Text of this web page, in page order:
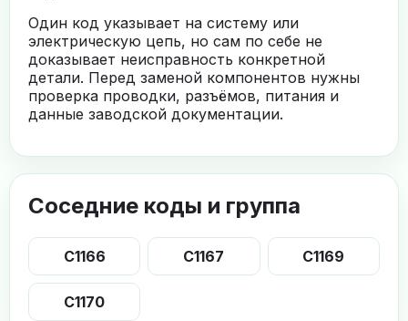
Один код указывает на систему или
электрическую цепь, но сам по себе не
доказывает неисправность конкретной
детали. Перед заменой компонентов нужны
проверка проводки, разъёмов, питания и
данные заводской документации.
Соседние коды и группа
C1166 C1167 C1169
C1170